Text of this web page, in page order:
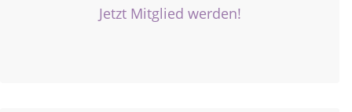
Jetzt Mitglied werden!